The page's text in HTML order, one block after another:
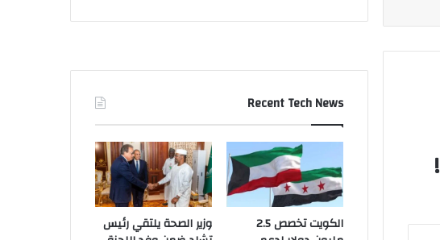
Recent Tech News
الكويت تخصص 2.5
وزير الصحة يلتقي رئيس